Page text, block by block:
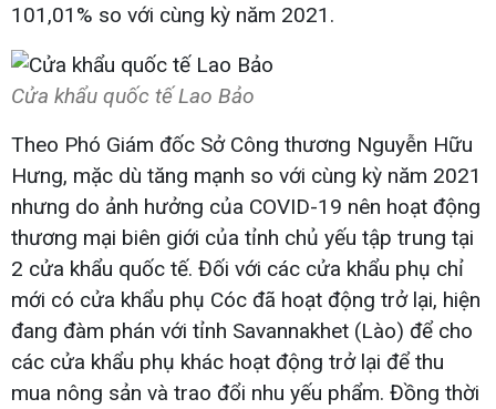
101,01% so với cùng kỳ năm 2021.
Cửa khẩu quốc tế Lao Bảo
Theo Phó Giám đốc Sở Công thương Nguyễn Hữu
Hưng, mặc dù tăng mạnh so với cùng kỳ năm 2021
nhưng do ảnh hưởng của COVID-19 nên hoạt động
thương mại biên giới của tỉnh chủ yếu tập trung tại
2 cửa khẩu quốc tế. Đối với các cửa khẩu phụ chỉ
mới có cửa khẩu phụ Cóc đã hoạt động trở lại, hiện
đang đàm phán với tỉnh Savannakhet (Lào) để cho
các cửa khẩu phụ khác hoạt động trở lại để thu
mua nông sản và trao đổi nhu yếu phẩm. Đồng thời